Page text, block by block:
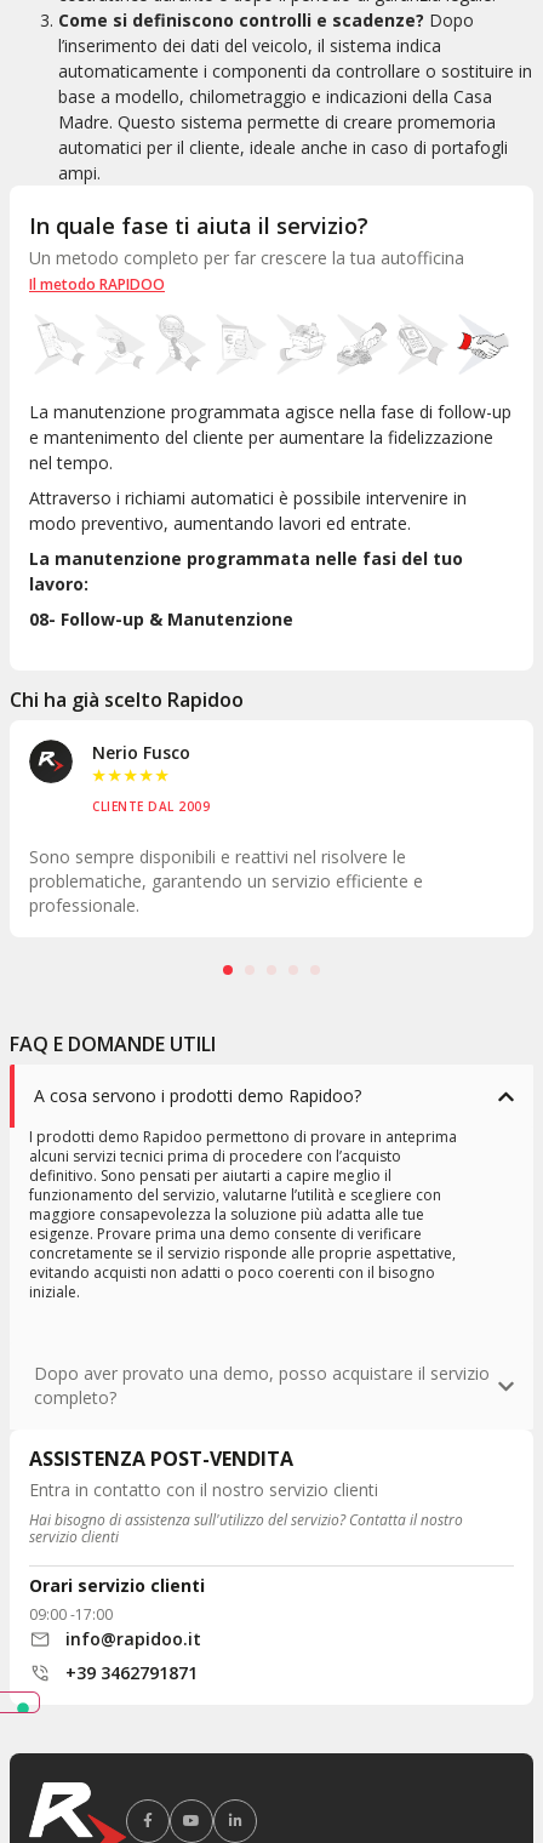
Come si definiscono controlli e scadenze? Dopo
l’inserimento dei dati del veicolo, il sistema indica
automaticamente i componenti da controllare o sostituire in
base a modello, chilometraggio e indicazioni della Casa
Madre. Questo sistema permette di creare promemoria
automatici per il cliente, ideale anche in caso di portafogli
ampi.
In quale fase ti aiuta il servizio?
Un metodo completo per far crescere la tua autofficina
Il metodo RAPIDOO
La manutenzione programmata agisce nella fase di follow-up
e mantenimento del cliente per aumentare la fidelizzazione
nel tempo.
Attraverso i richiami automatici è possibile intervenire in
modo preventivo, aumentando lavori ed entrate.
La manutenzione programmata nelle fasi del tuo
lavoro:
08- Follow-up & Manutenzione
Chi ha già scelto Rapidoo
Auto Solution
★★
CLIENTE DAL 2015
Dietro ci sono persone pronte ad ascoltare, ad aiutare e
risolvere problemi e questo va al di là di qualsiasi
gruppo.
FAQ E DOMANDE UTILI
A cosa servono i prodotti demo Rapidoo?
I prodotti demo Rapidoo permettono di provare in anteprima
alcuni servizi tecnici prima di procedere con l’acquisto
definitivo. Sono pensati per aiutarti a capire meglio il
funzionamento del servizio, valutarne l’utilità e scegliere con
maggiore consapevolezza la soluzione più adatta alle tue
esigenze. Provare prima una demo consente di verificare
concretamente se il servizio risponde alle proprie aspettative,
evitando acquisti non adatti o poco coerenti con il bisogno
iniziale.
Dopo aver provato una demo, posso acquistare il servizio
completo?
ASSISTENZA POST-VENDITA
Entra in contatto con il nostro servizio clienti
Hai bisogno di assistenza sull'utilizzo del servizio? Contatta il nostro
servizio clienti
Orari servizio clienti
09:00 -17:00
info@rapidoo.it
+39 3462791871